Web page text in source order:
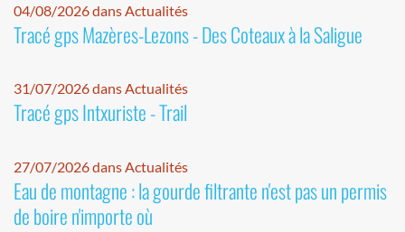
04/08/2026 dans Actualités
Tracé gps Mazères-Lezons - Des Coteaux à la Saligue
31/07/2026 dans Actualités
Tracé gps Intxuriste - Trail
27/07/2026 dans Actualités
Eau de montagne : la gourde filtrante n'est pas un permis
de boire n'importe où